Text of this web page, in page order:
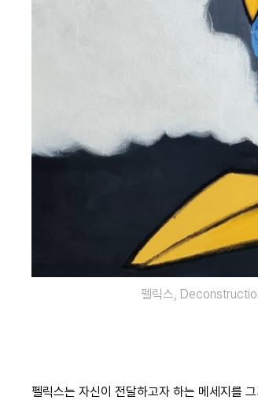
펠릭스,
펠릭스는 자신이 전달하고자 하는 메세지를